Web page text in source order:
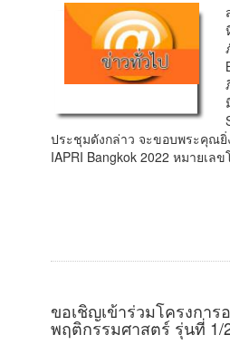
ประชุมดังกล่าว จะขอบพระคุณยิ่
IAPRI Bangkok 2022 หมายเล
ขอเชิญเข้าร่วมโครงกา
พฤติกรรมศาสตร์ รุ่นที่ 1/